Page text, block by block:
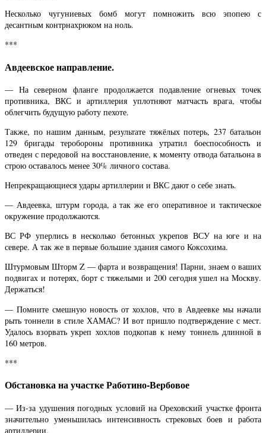
Несколько чугуниевых бомб могут помножить всю эпопею с
десантным контрнахрюком на ноль.
***
Авдеевское направление.
— На северном фланге продолжается подавление огневых точек
противника, ВКС и артиллерия уплотняют матчасть врага, чтобы
облегчить будущую работу пехоте.
Также, по нашим данным, результате тяжёлых потерь, 237 батальон
129 бригады теробороны противника утратил боеспособность и
отведен с передовой на восстановление, к моменту отвода батальона в
строю оставалось менее 30% личного состава.
Непрекращающиеся удары артиллерии и ВКС дают о себе знать.
— Авдеевка, штурм города, а так же его оперативное и тактическое
окружение продолжаются.
ВС РФ уперлись в несколько бетонных укрепов ВСУ на юге и на
севере. А так же в первые большие здания самого Коксохима.
Штурмовым Шторм Z — фарта и возвращения! Парни, знаем о ваших
подвигах и потерях, борт с тяжелыми и 200 сегодня ушел на Москву.
Держаться!
— Помните смешную новость от хохлов, что в Авдеевке мы начали
рыть тоннели в стиле ХАМАС? И вот пришло подтверждение с мест.
Удалось взорвать укреп хохлов подкопав к нему тоннель длинной в
160 метров.
***
Обстановка на участке Работино-Вербовое
— Из-за удушения погодных условий на Ореховский участке фронта
значительно уменьшилась интенсивность стрековых боев и работа
артиллерии.